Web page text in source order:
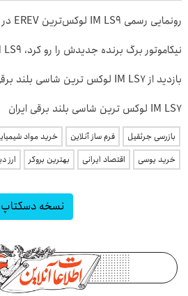
رونمایی رسمی IM LS9 لوکس‌ترین EREV در ایران
نیکاموتور برگ برنده جدیدش را رو کرد، IM LS9 رسماً وارد بازار ایران شد
بازدید از IM LS7 لوکس ترین شاسی بلند برقی ایران در باشگاه انقلاب
IM LS7 لوکس ترین شاسی بلند برقی ایران
بازرسی جرثقیل فرم ساز آنلاین خرید مواد
خرید یوسی
اقتصاد ایرانی بهترین بروکر ارز
نسخه دسکتاپ